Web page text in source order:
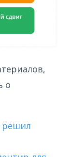
о
решил